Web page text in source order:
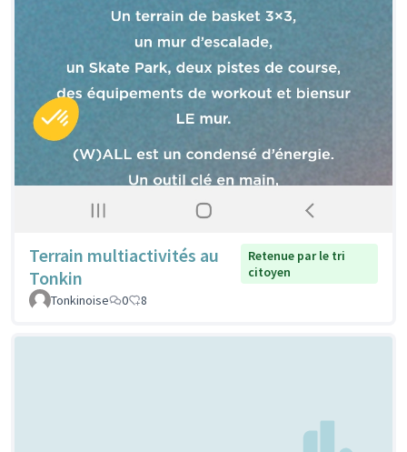
Terrain multiactivités au
Tonkin
Retenue par le tri
citoyen
Tonkinoise
0 8